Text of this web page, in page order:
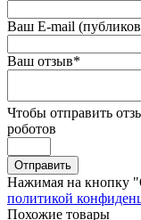
Ваш E-mail
Ваш отзыв*
Чтобы отправить
роботов
Отправить
Нажимая на кнопку
политикой
Похожие товары